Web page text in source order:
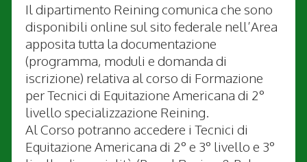
Il dipartimento Reining comunica che sono
disponibili online sul sito federale nell’Area
apposita tutta la documentazione
(programma, moduli e domanda di
iscrizione) relativa al corso di Formazione
per Tecnici di Equitazione Americana di 2°
livello specializzazione Reining.
Al Corso potranno accedere i Tecnici di
Equitazione Americana di 2° e 3° livello e 3°